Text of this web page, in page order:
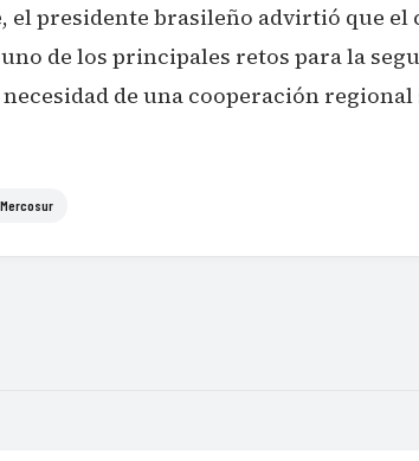
el presidente brasileño advirtió que el
de los principales retos para la
de una cooperación
Mercosur